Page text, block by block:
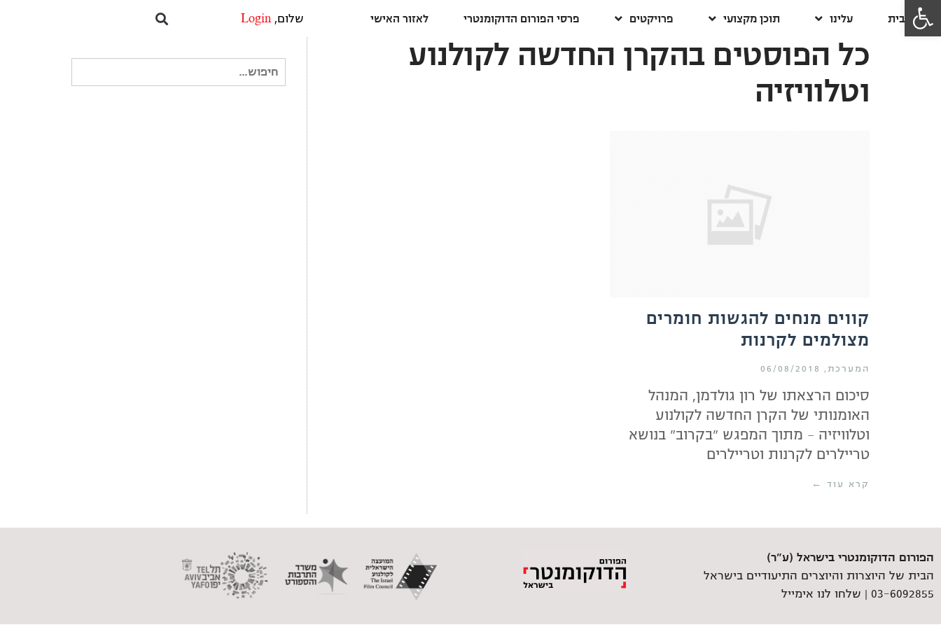
פתח סרגל נגישות
דף הבית עלינו תוכן מקצועי פרויקטים פרסי הפורום הדוקומנטרי לאזור האישי שלום, Login
כל הפוסטים בהקרן החדשה לקולנוע
וטלוויזיה
קווים מנחים להגשות חומרים
מצולמים לקרנות
המערכת 06/08/2018
סיכום הרצאתו של רון גולדמן, המנהל
האומנותי של הקרן החדשה לקולנוע
וטלוויזיה – מתוך המפגש "בקרוב" בנושא
טריילרים לקרנות וטריילרים
קרא עוד ←
חיפוש
עבור:
הפורום הדוקומנטרי בישראל (ע"ר)
הבית של היוצרות והיוצרים התיעודיים בישראל
03-6092855 |
שלחו לנו אימייל